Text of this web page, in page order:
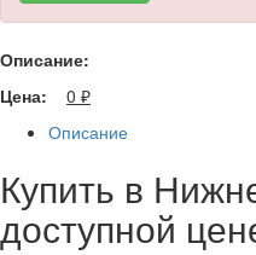
Описание:
Цена:
0 ₽
Описание
Купить в
доступной